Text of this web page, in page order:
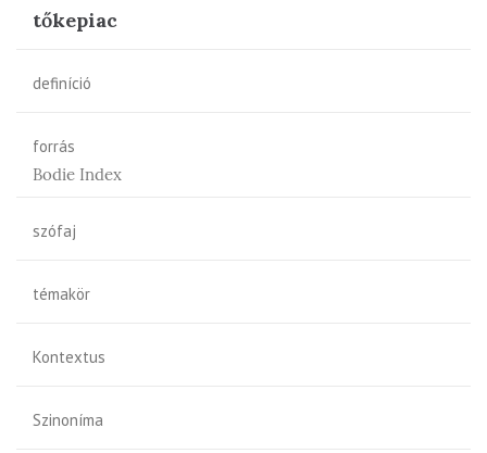
tőkepiac
definíció
forrás
Bodie Index
szófaj
témakör
Kontextus
Szinoníma